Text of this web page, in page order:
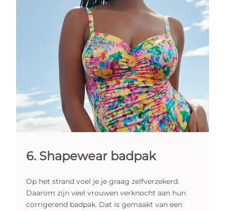
6. Shapewear badpak
Op het strand voel je je graag zelfverzekerd.
Daarom zijn veel vrouwen verknocht aan hun
corrigerend badpak. Dat is gemaakt van een